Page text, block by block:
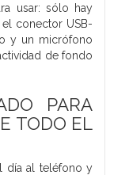
usar: sólo hay
conector USB-
y un micrófono
de fondo
PARA
TODO EL
día al teléfono y